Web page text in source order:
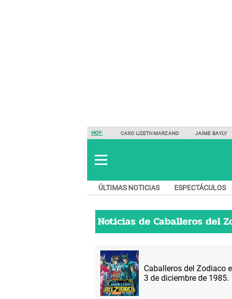
HOY: CASO LIZETH MARZANO JAIME BAYLY
ÚLTIMAS NOTICIAS ESPECTÁCULOS
Noticias deCaballeros del
Caballeros del Zodiaco
3 de diciembre de 1985.